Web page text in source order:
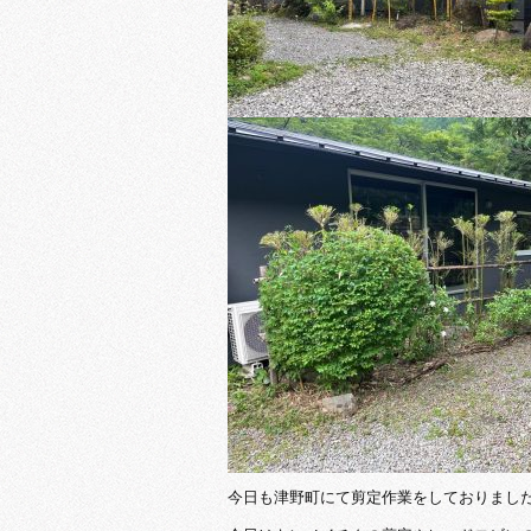
今日も津野町にて剪定作業をしておりまし